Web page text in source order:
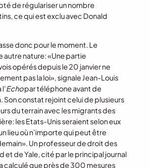
de régulariser un nombre
ce qui est exclu avec Donald
donc pour le moment. Le
autre nature: «Une partie
opérés depuis le 20 janvier ne
pas la loi», signale Jean-Louis
Echopar téléphone avant de
Son constat rejoint celui de plusieurs
du terrain avec les migrants des
les Etats-Unis seraient selon eux
lieu où n’importe qui peut être
Un professeur de droit des
et de Yale, cité par le principal journal
calculé que près de 300 mesures